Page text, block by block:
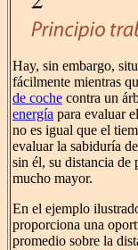
Hay, sin embargo,
fácilmente mientras
de coche contra un
energía para evaluar
no es igual que el
evaluar la sabiduría
sin él, su distancia de
mucho mayor.
En el ejemplo
proporciona una
promedio sobre la